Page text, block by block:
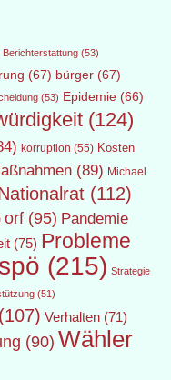
Berichterstattung (53)
(67) bürger (67)
(53) Epidemie (66)
(124)
korruption (55) Kosten
(89) Michael
(112)
orf (95) Pandemie
(75) Probleme
spö (215) Strategie
(51)
(107) Verhalten (71)
(90) Wähler